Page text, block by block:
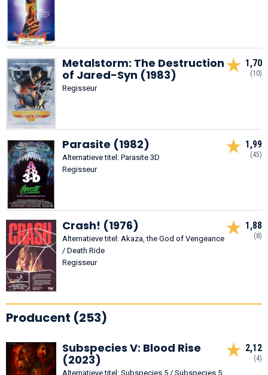
Metalstorm: The Destruction
of Jared-Syn (1983)
Regisseur
1,70
(10)
Parasite (1982)
Alternatieve titel: Parasite 3D
Regisseur
1,99
(45)
Crash! (1976)
Alternatieve titel: Akaza, the God of Vengeance
/ Death Ride
Regisseur
1,88
(8)
Producent (253)
Subspecies V: Blood Rise
(2023)
Alternatieve titel: Subspecies 5 / Subspecies 5:
2,12
(4)